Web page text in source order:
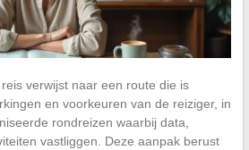
verwijst naar een route die is
en voorkeuren van de reiziger, in
rondreizen waarbij data,
vastliggen. Deze aanpak berust